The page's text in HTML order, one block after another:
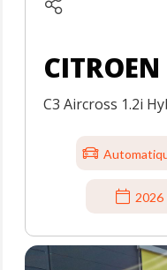
C3 Aircross 1.2i
2026